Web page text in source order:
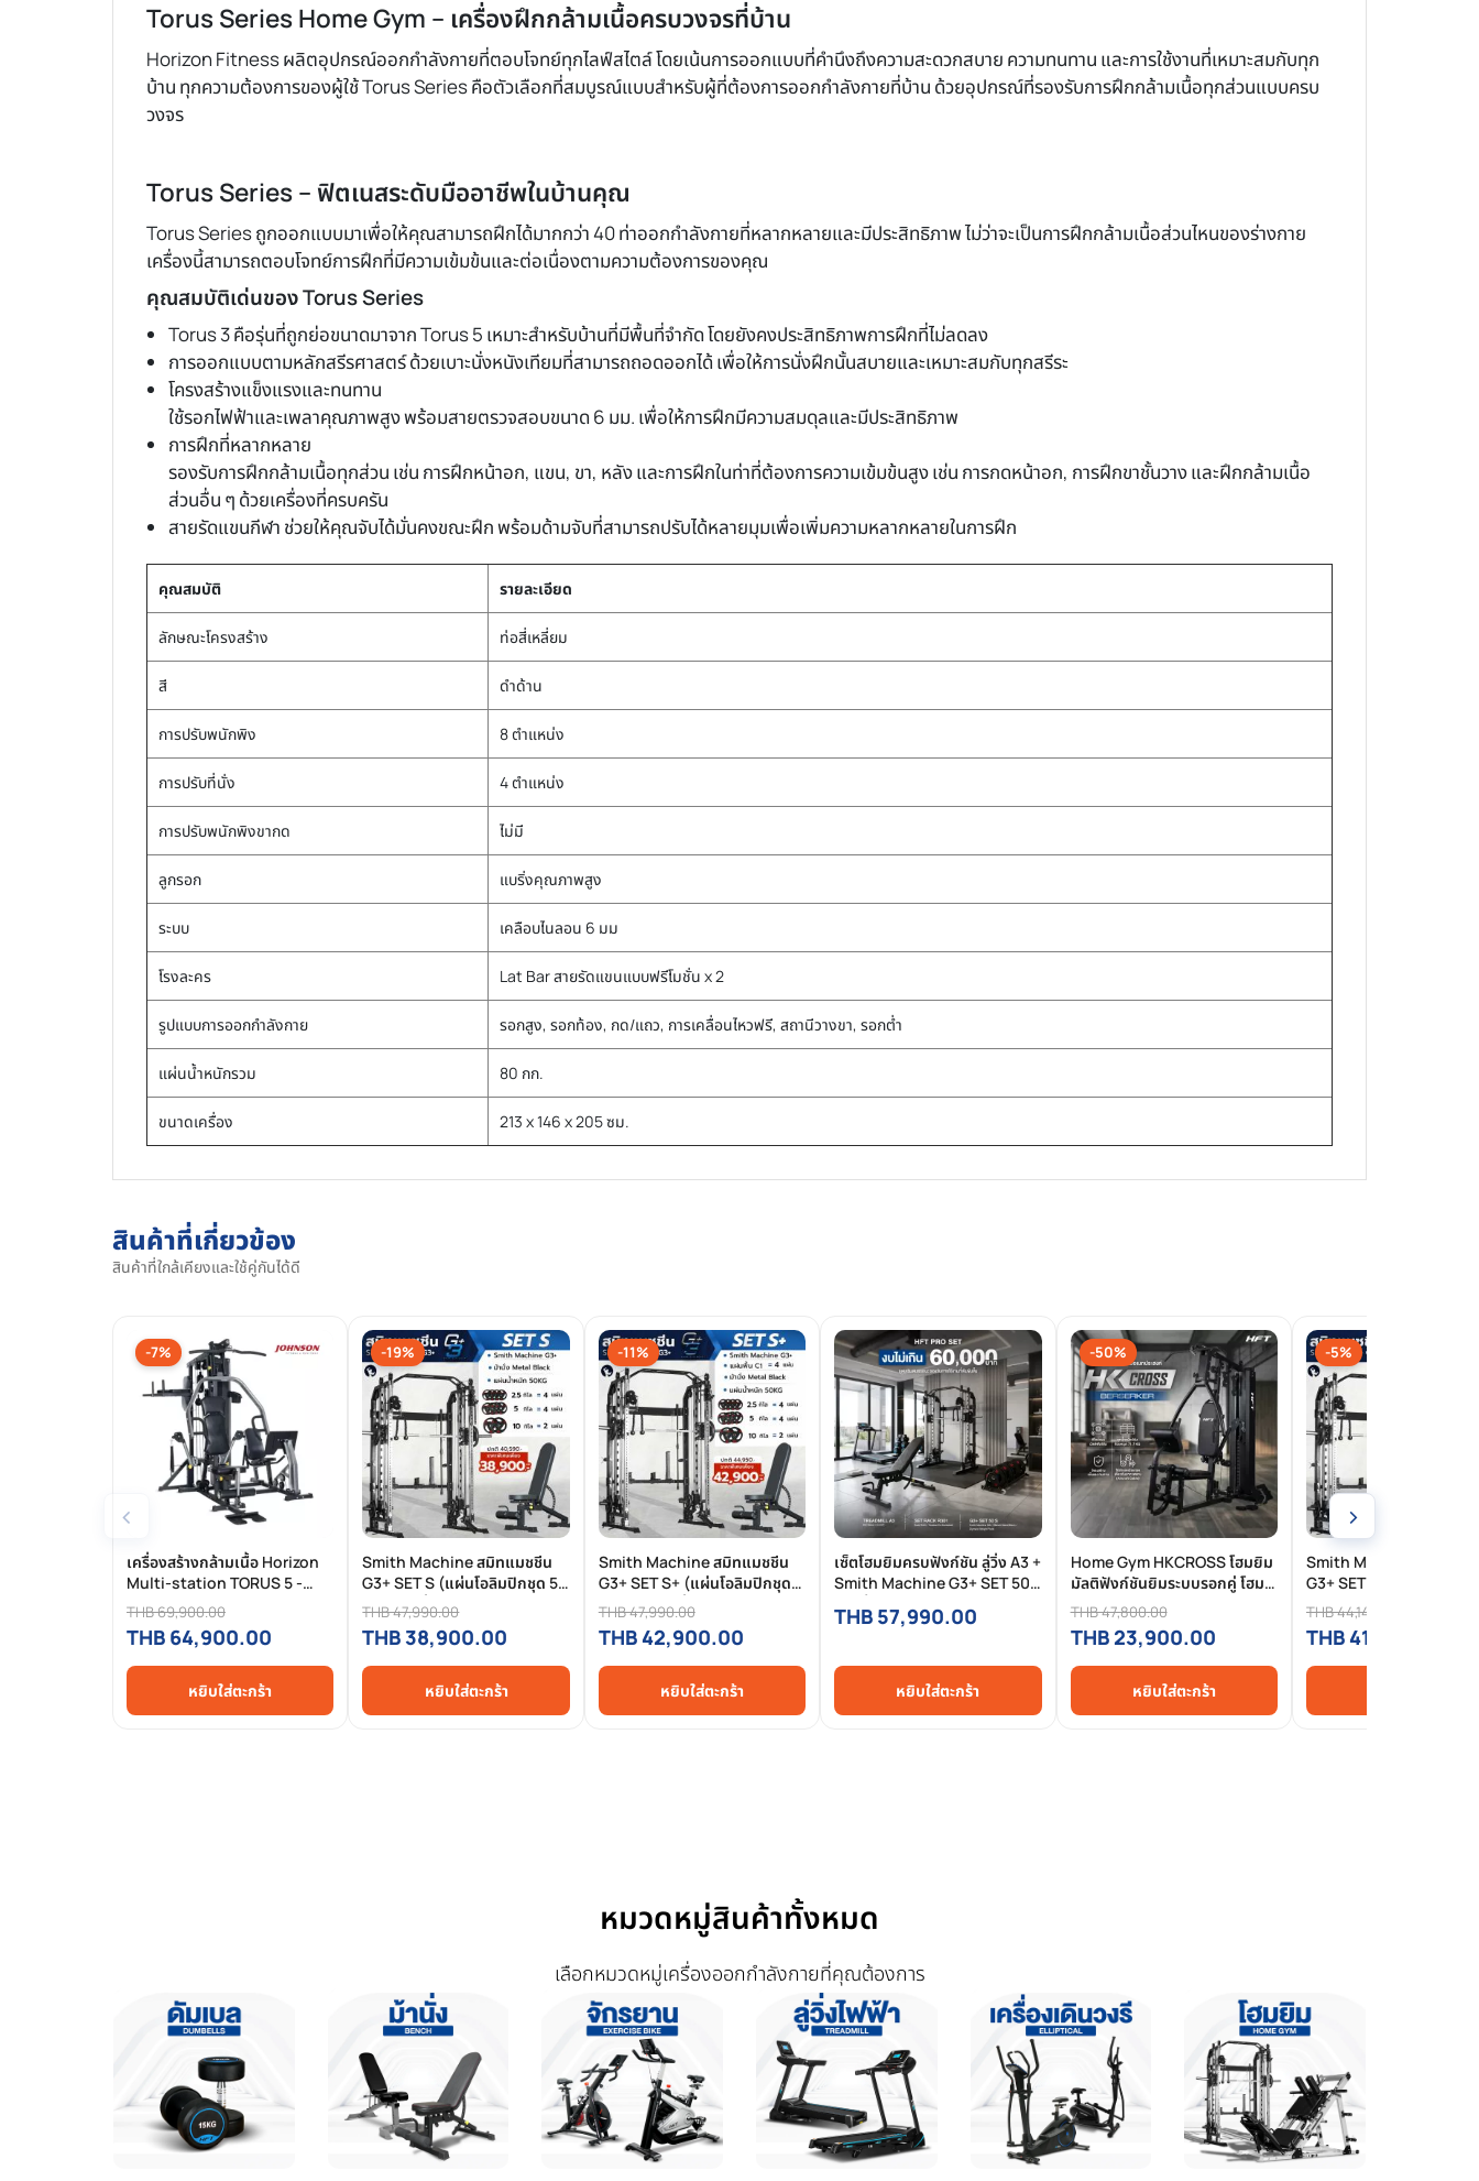
Torus Series Home Gym – เครื่องฝึกกล้ามเนื้อครบวงจรที่บ้าน
Horizon Fitness ผลิตอุปกรณ์ออกกำลังกายที่ตอบโจทย์ทุกไลฟ์สไตล์ โดยเน้นการออกแบบที่คำนึงถึงความสะดวกสบาย ความทนทาน และการใช้งานที่เหมาะสมกับทุก
บ้าน ทุกความต้องการของผู้ใช้ Torus Series คือตัวเลือกที่สมบูรณ์แบบสำหรับผู้ที่ต้องการออกกำลังกายที่บ้าน ด้วยอุปกรณ์ที่รองรับการฝึกกล้ามเนื้อทุกส่วนแบบครบ
วงจร
Torus Series – ฟิตเนสระดับมืออาชีพในบ้านคุณ
Torus Series ถูกออกแบบมาเพื่อให้คุณสามารถฝึกได้มากกว่า 40 ท่าออกกำลังกายที่หลากหลายและมีประสิทธิภาพ ไม่ว่าจะเป็นการฝึกกล้ามเนื้อส่วนไหนของร่างกาย
เครื่องนี้สามารถตอบโจทย์การฝึกที่มีความเข้มข้นและต่อเนื่องตามความต้องการของคุณ
คุณสมบัติเด่นของ Torus Series
Torus 3 คือรุ่นที่ถูกย่อขนาดมาจาก Torus 5 เหมาะสำหรับบ้านที่มีพื้นที่จำกัด โดยยังคงประสิทธิภาพการฝึกที่ไม่ลดลง
การออกแบบตามหลักสรีรศาสตร์ ด้วยเบาะนั่งหนังเทียมที่สามารถถอดออกได้ เพื่อให้การนั่งฝึกนั้นสบายและเหมาะสมกับทุกสรีระ
โครงสร้างแข็งแรงและทนทาน
ใช้รอกไฟฟ้าและเพลาคุณภาพสูง พร้อมสายตรวจสอบขนาด 6 มม. เพื่อให้การฝึกมีความสมดุลและมีประสิทธิภาพ
การฝึกที่หลากหลาย
รองรับการฝึกกล้ามเนื้อทุกส่วน เช่น การฝึกหน้าอก, แขน, ขา, หลัง และการฝึกในท่าที่ต้องการความเข้มข้นสูง เช่น การกดหน้าอก, การฝึกขาชั้นวาง และฝึกกล้ามเนื้อ
ส่วนอื่น ๆ ด้วยเครื่องที่ครบครัน
สายรัดแขนกีฬา ช่วยให้คุณจับได้มั่นคงขณะฝึก พร้อมด้ามจับที่สามารถปรับได้หลายมุมเพื่อเพิ่มความหลากหลายในการฝึก
คุณสมบัติ รายละเอียด
ลักษณะโครงสร้าง ท่อสี่เหลี่ยม
สี ดำด้าน
การปรับพนักพิง 8 ตำแหน่ง
การปรับที่นั่ง 4 ตำแหน่ง
การปรับพนักพิงขากด ไม่มี
ลูกรอก แบริ่งคุณภาพสูง
ระบบ เคลือบไนลอน 6 มม
โรงละคร Lat Bar สายรัดแขนแบบฟรีโมชั่น x 2
รูปแบบการออกกำลังกาย รอกสูง, รอกท้อง, กด/แถว, การเคลื่อนไหวฟรี, สถานีวางขา, รอกต่ำ
แผ่นน้ำหนักรวม 80 กก.
ขนาดเครื่อง 213 x 146 x 205 ซม.
สินค้าที่เกี่ยวข้อง
สินค้าที่ใกล้เคียงและใช้คู่กันได้ดี
‹
-7%
เครื่องสร้างกล้ามเนื้อ Horizon
Multi-station TORUS 5 -
Johnson
THB 69,900.00
THB 64,900.00
หยิบใส่ตะกร้า
-19%
Smith Machine สมิทแมชชีน
G3+ SET S (แผ่นโอลิมปิกชุด 50
Kg. + ม้านั่งปรับระดับ HFT) |
Homefittools
THB 47,990.00
THB 38,900.00
หยิบใส่ตะกร้า
-11%
Smith Machine สมิทแมชชีน
G3+ SET S+ (แผ่นโอลิมปิกชุด
50 Kg. + ม้านั่งปรับระดับ HFT +
แผ่นยางปูพื้น C1)
THB 47,990.00
THB 42,900.00
หยิบใส่ตะกร้า
เซ็ตโฮมยิมครบฟังก์ชัน ลู่วิ่ง A3 +
Smith Machine G3+ SET 50
งบไม่เกิน 60,000
THB 57,990.00
หยิบใส่ตะกร้า
-50%
Home Gym HKCROSS โฮมยิม
มัลติฟังก์ชันยิมระบบรอกคู่ โฮม
ยิมสายเคเบิลครบฟังก์ชัน สำหรับ
ฝึกกล้ามเนื้อครบทุกส่วน
THB 47,800.00
THB 23,900.00
หยิบใส่ตะกร้า
-5%
Smith Machine สมิทแม
G3+ SET M (แผ่นโอลิมปิ
80 Kg. + ม้านั่งปรับระดับ
Homefittools
THB 44,149.00
THB 41,900.00
›
หมวดหมู่สินค้าทั้งหมด
เลือกหมวดหมู่เครื่องออกกำลังกายที่คุณต้องการ